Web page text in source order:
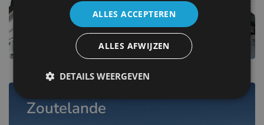
Zoutelande
ALLES ACCEPTEREN
ALLES AFWIJZEN
DETAILS WEERGEVEN